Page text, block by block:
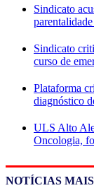
Sindicato
Sindicato
curso de
Plataforma
diagnóstico
ULS Alto
Oncologia,
NOTÍCIAS